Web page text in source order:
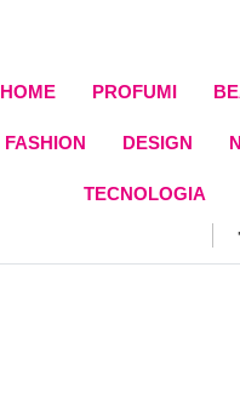
HOME PROFUMI
FASHION DESIGN
TECNOLOGIA